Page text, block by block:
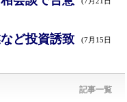
ど投資誘致 (7月15日
記事一覧